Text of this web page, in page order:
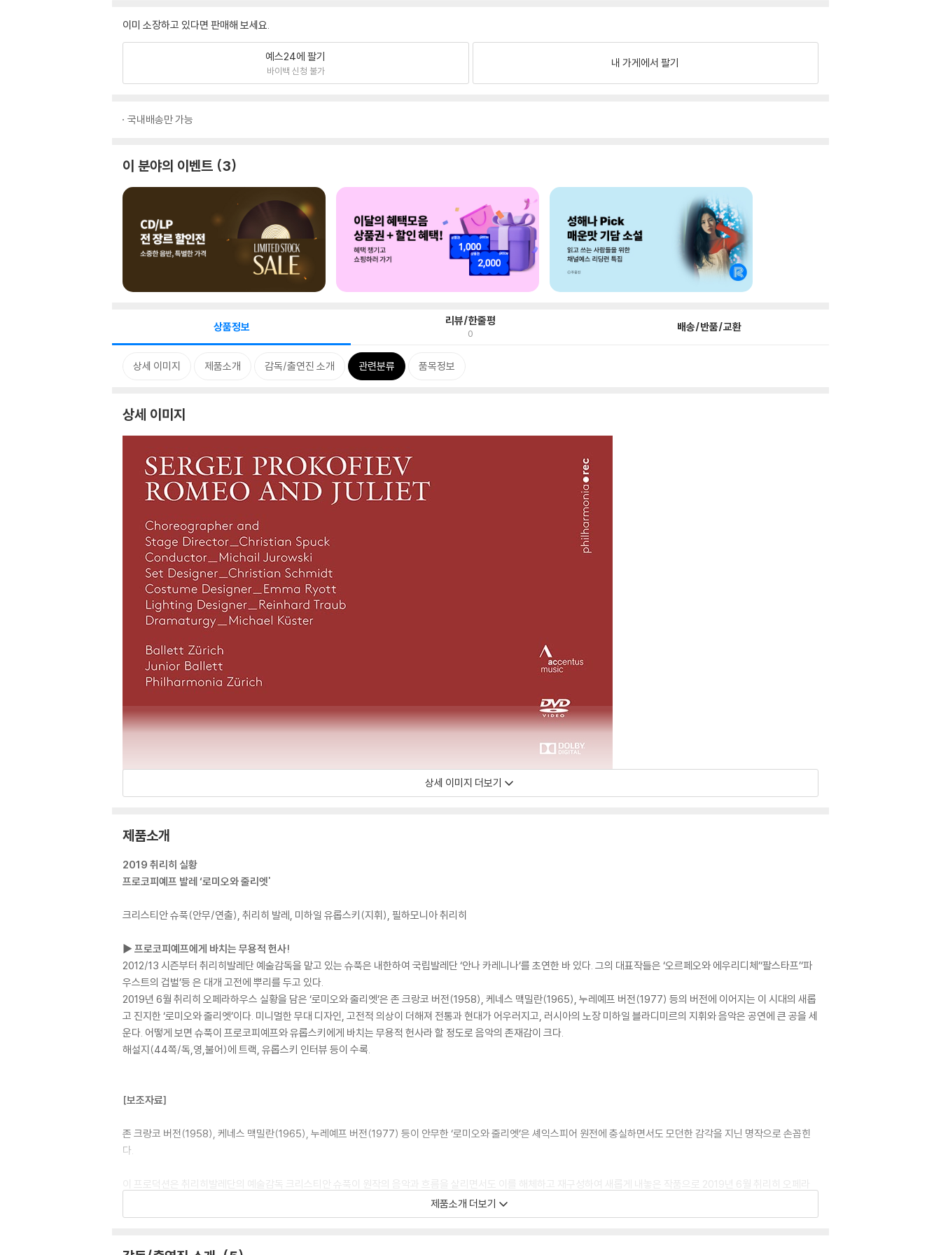
이미 소장하고 있다면 판매해 보세요.
예스24에 팔기
바이백 신청 불가
내 가게에서 팔기
국내배송만 가능
이 분야의 이벤트 3
상품정보 리뷰/한줄평
0 배송/반품/교환
상세 이미지 제품소개 감독/출연진 소개 관련분류 품목정보
상세 이미지
상세 이미지 더보기
제품소개
2019 취리히 실황
프로코피예프 발레 ‘로미오와 줄리엣'
크리스티안 슈푹(안무/연출), 취리히 발레, 미하일 유롭스키(지휘), 필하모니아 취리히
▶ 프로코피예프에게 바치는 무용적 헌사!
2012/13 시즌부터 취리히발레단 예술감독을 맡고 있는 슈푹은 내한하여 국립발레단 ‘안나 카레니나’를 초연한 바 있다. 그의 대표작들은 ‘오르페오와 에우리디체’‘팔스타프’‘파
우스트의 겁벌’등 은 대개 고전에 뿌리를 두고 있다.
2019년 6월 취리히 오페라하우스 실황을 담은 ‘로미오와 줄리엣’은 존 크랑코 버전(1958), 케네스 맥밀란(1965), 누레예프 버전(1977) 등의 버전에 이어지는 이 시대의 새롭
고 진지한 ‘로미오와 줄리엣’이다. 미니멀한 무대 디자인, 고전적 의상이 더해져 전통과 현대가 어우러지고, 러시아의 노장 미하일 블라디미르의 지휘와 음악은 공연에 큰 공을 세
운다. 어떻게 보면 슈푹이 프로코피예프와 유롭스키에게 바치는 무용적 헌사라 할 정도로 음악의 존재감이 크다.
해설지(44쪽/독,영,불어)에 트랙, 유롭스키 인터뷰 등이 수록.
[보조자료]
존 크랑코 버전(1958), 케네스 맥밀란(1965), 누레예프 버전(1977) 등이 안무한 ‘로미오와 줄리엣’은 셰익스피어 원전에 충실하면서도 모던한 감각을 지닌 명작으로 손꼽힌
다.
이 프로덕션은 취리히발레단의 예술감독 크리스티안 슈푹이 원작의 음악과 흐름을 살리면서도 이를 해체하고 재구성하여 새롭게 내놓은 작품으로 2019년 6월 취리히 오페라
더해져 전통과 현대가 어우러진다.
제품소개 더보기